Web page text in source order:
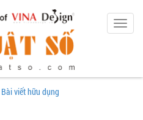
Bài viết hữu dụng